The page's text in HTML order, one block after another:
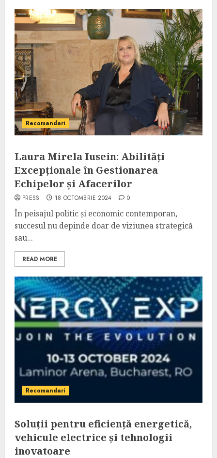
Recomandari
Laura Mirela Iusein: Abilități
Excepționale în Gestionarea
Echipelor și Afacerilor
PRESS 18 OCTOMBRIE 2024 0
În peisajul politic și economic contemporan,
succesul nu depinde doar de viziunea strategică
sau...
READ MORE
Recomandari
Soluții pentru eficiență energetică,
vehicule electrice și tehnologii
inovatoare